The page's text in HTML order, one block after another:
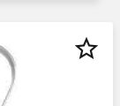
star_border